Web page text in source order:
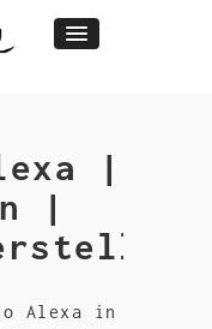
|
|
Alexa in